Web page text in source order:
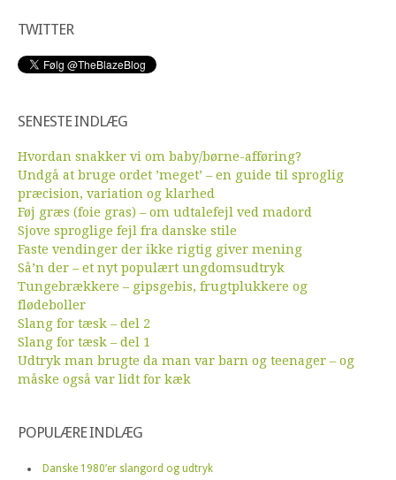
TWITTER
SENESTE INDLÆG
Hvordan snakker vi om baby/børne-afføring?
Undgå at bruge ordet ’meget’ – en guide til sproglig
præcision, variation og klarhed
Føj græs (foie gras) – om udtalefejl ved madord
Sjove sproglige fejl fra danske stile
Faste vendinger der ikke rigtig giver mening
Så’n der – et nyt populært ungdomsudtryk
Tungebrækkere – gipsgebis, frugtplukkere og
flødeboller
Slang for tæsk – del 2
Slang for tæsk – del 1
Udtryk man brugte da man var barn og teenager – og
måske også var lidt for kæk
POPULÆRE INDLÆG
Danske 1980’er slangord og udtryk